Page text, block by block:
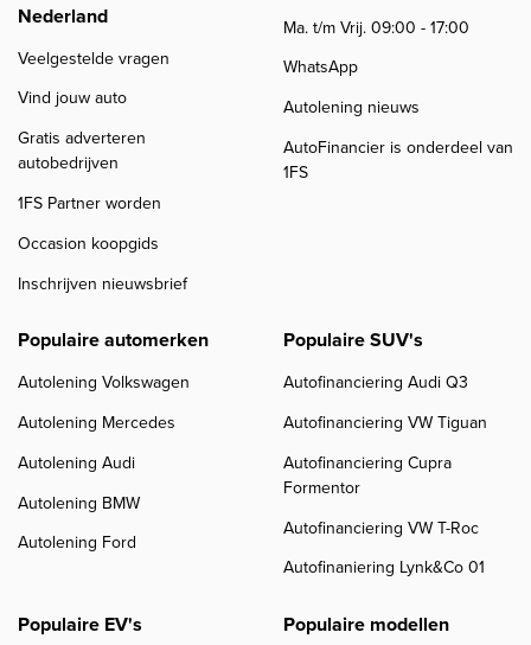
Nederland
Veelgestelde vragen
Vind jouw auto
Gratis adverteren
autobedrijven
1FS Partner worden
Occasion koopgids
Inschrijven nieuwsbrief
Ma. t/m Vrij. 09:00 - 17:00
WhatsApp
Autolening nieuws
AutoFinancier is onderdeel van
1FS
Populaire automerken
Autolening Volkswagen
Autolening Mercedes
Autolening Audi
Autolening BMW
Autolening Ford
Populaire SUV's
Autofinanciering Audi Q3
Autofinanciering VW Tiguan
Autofinanciering Cupra
Formentor
Autofinanciering VW T-Roc
Autofinaniering Lynk&Co 01
Populaire EV's Populaire modellen